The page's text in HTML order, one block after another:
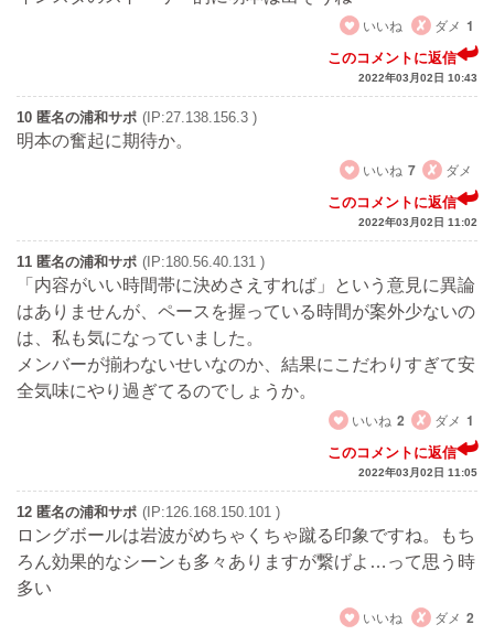
いいね
ダメ 1
このコメントに返信
2022年03月02日 10:43
10 匿名の浦和サポ (IP:27.138.156.3 )
明本の奮起に期待か。
いいね 7 ダメ
このコメントに返信
2022年03月02日 11:02
11 匿名の浦和サポ (IP:180.56.40.131 )
「内容がいい時間帯に決めさえすれば」という意見に異論
はありませんが、ペースを握っている時間が案外少ないの
は、私も気になっていました。
メンバーが揃わないせいなのか、結果にこだわりすぎて安
全気味にやり過ぎてるのでしょうか。
いいね 2 ダメ 1
このコメントに返信
2022年03月02日 11:05
12 匿名の浦和サポ (IP:126.168.150.101 )
ロングボールは岩波がめちゃくちゃ蹴る印象ですね。もち
ろん効果的なシーンも多々ありますが繋げよ…って思う時
多い
いいね
ダメ 2